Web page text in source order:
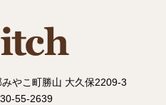
やこ町勝山 大久保2209-3
55-2639